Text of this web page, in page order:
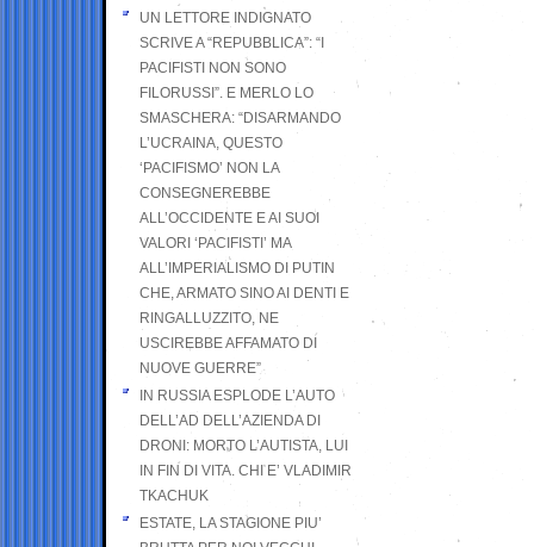
UN LETTORE INDIGNATO
SCRIVE A “REPUBBLICA”: “I
PACIFISTI NON SONO
FILORUSSI”. E MERLO LO
SMASCHERA: “DISARMANDO
L’UCRAINA, QUESTO
‘PACIFISMO’ NON LA
CONSEGNEREBBE
ALL’OCCIDENTE E AI SUOI
VALORI ‘PACIFISTI’ MA
ALL’IMPERIALISMO DI PUTIN
CHE, ARMATO SINO AI DENTI E
RINGALLUZZITO, NE
USCIREBBE AFFAMATO DI
NUOVE GUERRE”
IN RUSSIA ESPLODE L’AUTO
DELL’AD DELL’AZIENDA DI
DRONI: MORTO L’AUTISTA, LUI
IN FIN DI VITA. CHI E’ VLADIMIR
TKACHUK
ESTATE, LA STAGIONE PIU’